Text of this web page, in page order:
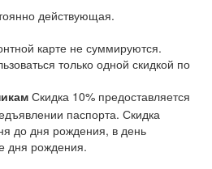
действующая.
карте не суммируются.
только одной скидкой по
Скидка 10% предоставляется
паспорта. Скидка
до дня рождения, в день
дня рождения.